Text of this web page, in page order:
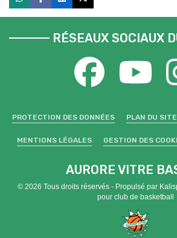
RÉSEAUX SOCIAUX
PROTECTION DES DONNÉES PLAN DU SITE
MENTIONS LÉGALES GESTION DES
AURORE VITRE
© 2026 Tous droits réservés - Propulsé par
pour club de basketball